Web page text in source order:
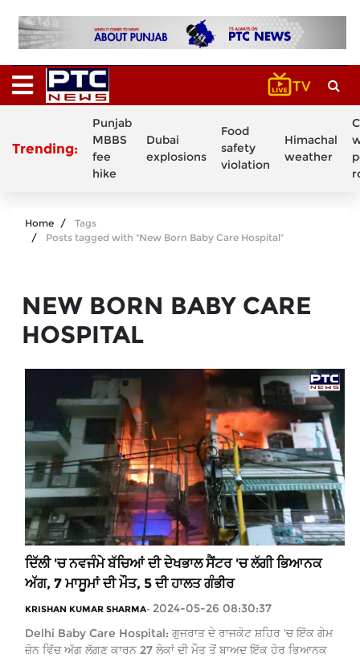
Trending:
Punjab
MBBS
fee
hike
Dubai
explosions
Food
safety
violation
Himachal
weather
Home
Tags
Posts tagged with "New Born Baby Care Hospital"
NEW BORN BABY CARE
HOSPITAL
ਦਿੱਲੀ 'ਚ ਨਵਜੰਮੇ ਬੱਚਿਆਂ ਦੀ ਦੇਖਭਾਲ ਸੈਂਟਰ 'ਚ ਲੱਗੀ ਭਿਆਨਕ
ਅੱਗ, 7 ਮਾਸੂਮਾਂ ਦੀ ਮੌਤ, 5 ਦੀ ਹਾਲਤ ਗੰਭੀਰ
KRISHAN KUMAR SHARMA- 2024-05-26 08:30:37
Delhi Baby Care Hospital: ਗੁਜਰਾਤ ਦੇ ਰਾਜਕੋਟ ਸ਼ਹਿਰ 'ਚ ਇੱਕ ਗੇਮ
ਜ਼ੋਨ ਵਿੱਚ ਅੱਗ ਲੱਗਣ ਕਾਰਨ 27 ਲੋਕਾਂ ਦੀ ਮੌਤ ਤੋਂ ਬਾਅਦ ਇੱਕ ਹੋਰ ਭਿਆਨਕ